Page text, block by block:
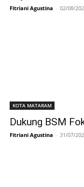
Fitriani Agustina - 02/08/
KOTA MATARAM
Dukung BSM
Fitriani Agustina - 31/07/